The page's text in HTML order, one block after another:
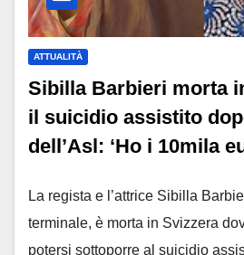
ATTUALITÀ
Sibilla Barbieri morta
il suicidio assistito
dell’Asl: ‘Ho i 10mila
La regista e l’attrice Sibilla
terminale, è morta in Svizzera
potersi sottoporre al suicidio